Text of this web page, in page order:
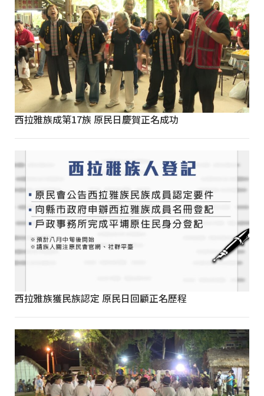
西拉雅族成第17族 原民日慶賀正名成功
西拉雅族獲民族認定 原民日回顧正名歷程